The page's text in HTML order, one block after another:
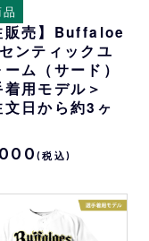
販売】Buffaloe
ンティックユ
ム（サード）
着用モデル＞
文日から約3ヶ
(税込)